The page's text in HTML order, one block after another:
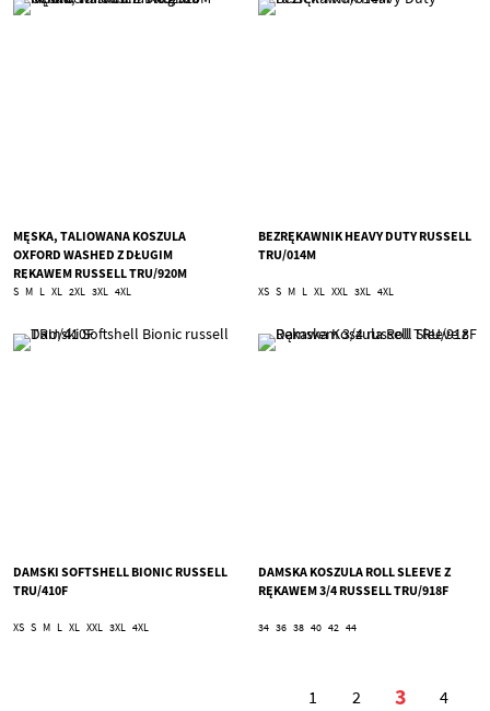
MĘSKA, TALIOWANA KOSZULA
OXFORD WASHED Z DŁUGIM
RĘKAWEM RUSSELL TRU/920M
S M L XL 2XL 3XL 4XL
BEZRĘKAWNIK HEAVY DUTY RUSSELL
TRU/014M
XS S M L XL XXL 3XL 4XL
DAMSKI SOFTSHELL BIONIC RUSSELL
TRU/410F
XS S M L XL XXL 3XL 4XL
DAMSKA KOSZULA ROLL SLEEVE Z
RĘKAWEM 3/4 RUSSELL TRU/918F
34 36 38 40 42 44
Strona
1 Strona
2 3 4